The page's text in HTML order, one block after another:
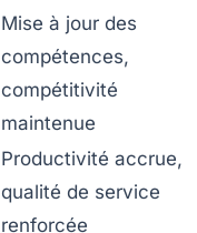
Mise à jour des
compétences,
compétitivité
maintenue
Productivité accrue,
qualité de service
renforcée